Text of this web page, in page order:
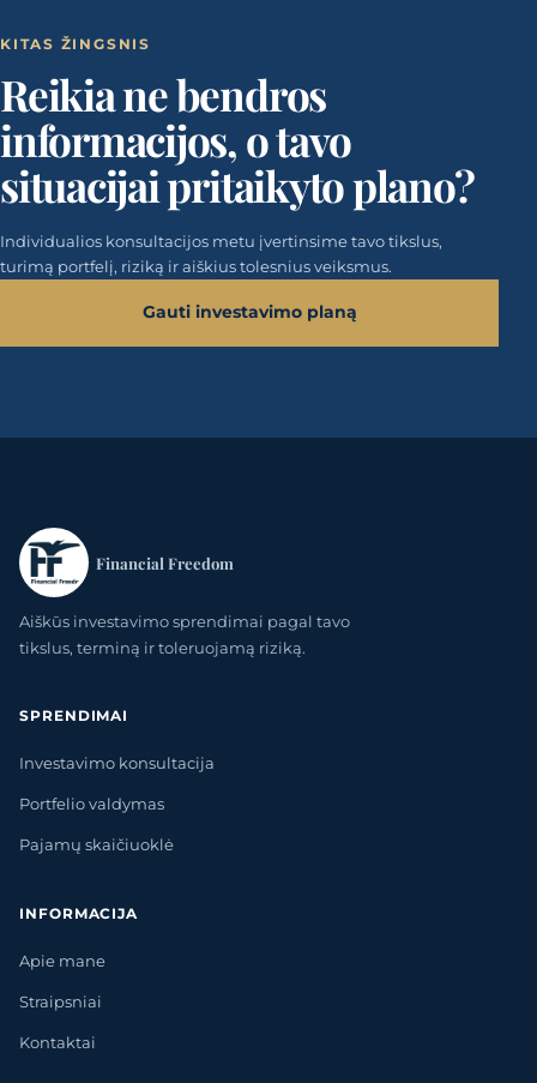
KITAS ŽINGSNIS
Reikia ne bendros
informacijos, o tavo
situacijai pritaikyto plano?
Individualios konsultacijos metu įvertinsime tavo tikslus,
turimą portfelį, riziką ir aiškius tolesnius veiksmus.
Gauti investavimo planą
Financial Freedom
Aiškūs investavimo sprendimai pagal tavo
tikslus, terminą ir toleruojamą riziką.
SPRENDIMAI
Investavimo konsultacija
Portfelio valdymas
Pajamų skaičiuoklė
INFORMACIJA
Apie mane
Straipsniai
Kontaktai